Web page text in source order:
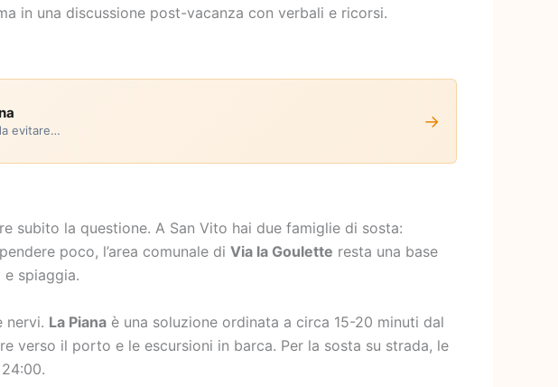
in una discussione post-vacanza con verbali e ricorsi.
evitare… →
subito la questione. A San Vito hai due famiglie di sosta:
poco, l’area comunale di Via la Goulette resta una base
spiaggia.
nervi. La Piana è una soluzione ordinata a circa 15-20 minuti dal
verso il porto e le escursioni in barca. Per la sosta su strada, le